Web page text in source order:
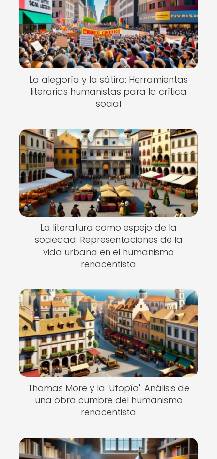
La alegoría y la sátira: Herramientas
literarias humanistas para la crítica
social
La literatura como espejo de la
sociedad: Representaciones de la
vida urbana en el humanismo
renacentista
Thomas More y la 'Utopía': Análisis de
una obra cumbre del humanismo
renacentista